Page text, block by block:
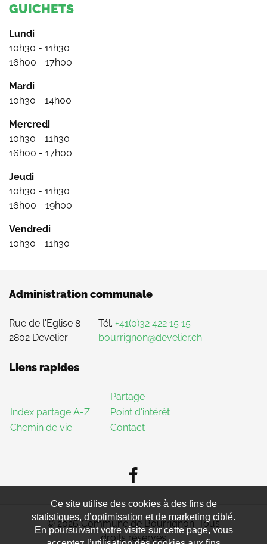
GUICHETS
Lundi
10h30 - 11h30
16h00 - 17h00
Mardi
10h30 - 14h00
Mercredi
10h30 - 11h30
16h00 - 17h00
Jeudi
10h30 - 11h30
16h00 - 19h00
Vendredi
10h30 - 11h30
Administration communale
Rue de l'Eglise 8
2802 Develier
Tél. +41(0)32 422 15 15
bourrignon@develier.ch
Liens rapides
Index partage A-Z
Chemin de vie
Partage
Point d'intérêt
Contact
© 2026 Commune de Bourrignon. Tous
droits réservés
Ce site utilise des cookies à des fins de
statistiques, d’optimisation et de marketing ciblé.
En poursuivant votre visite sur cette page, vous